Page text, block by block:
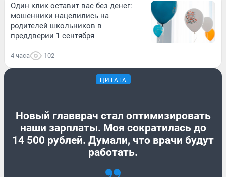
Один клик оставит вас без денег:
мошенники нацелились на
родителей школьников в
преддверии 1 сентября
4 часа 102
ЦИТАТА
Новый главврач стал оптимизировать
наши зарплаты. Моя сократилась до
14 500 рублей. Думали, что врачи будут
работать.